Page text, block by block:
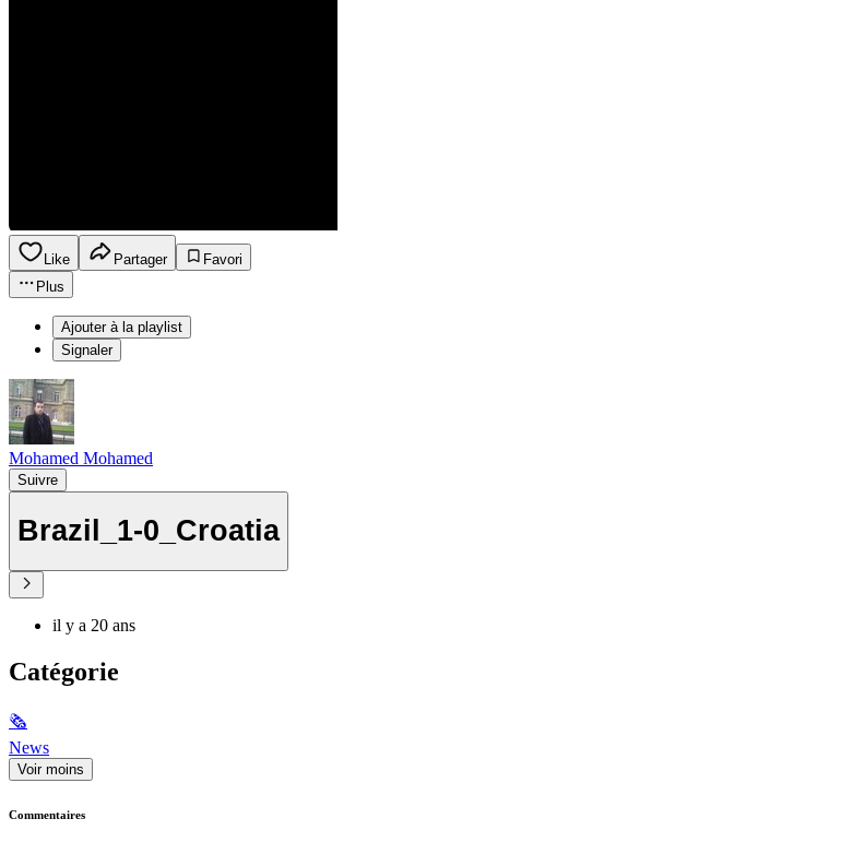
Like Partager
Favori
Plus
Ajouter à la playlist
Signaler
Mohamed Mohamed
Suivre
Brazil_1-0_Croatia
il y a 20 ans
Catégorie
🗞
News
Voir moins
Commentaires